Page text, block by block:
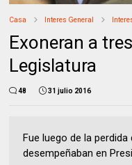
Casa Interes General
Exoneran a
Legislatura
48 31 julio 2016
Fue luego de la
desempeñaban en